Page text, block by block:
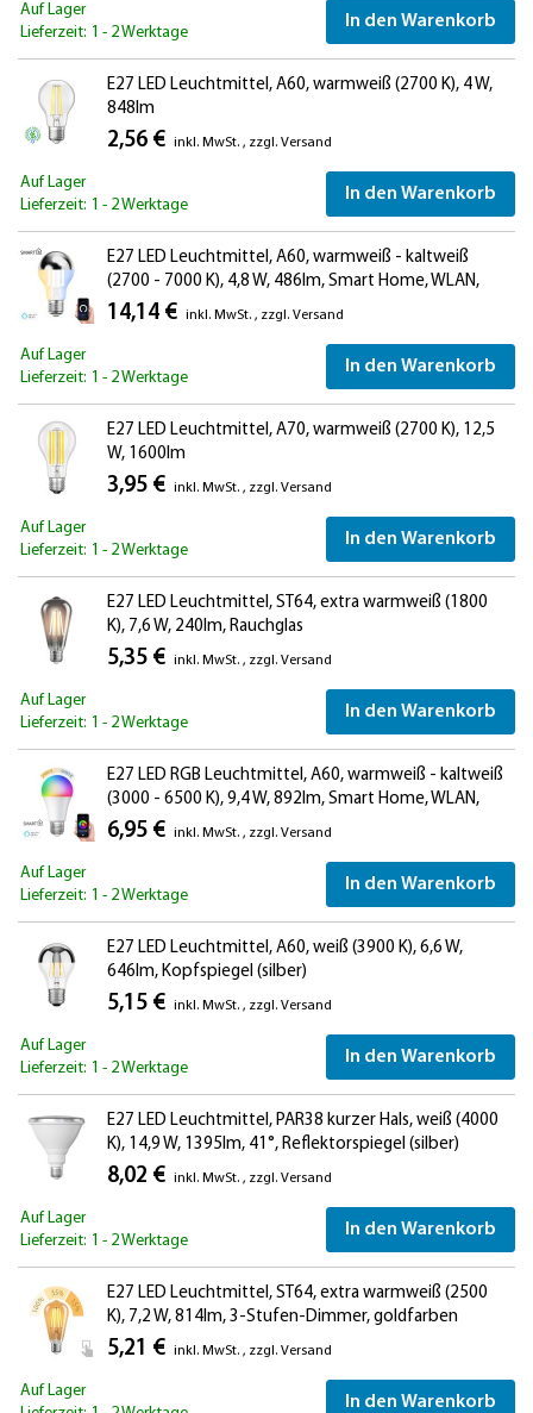
Auf Lager
Lieferzeit: 1 - 2 Werktage
In den Warenkorb
E27 LED Leuchtmittel, A60, warmweiß (2700 K), 4 W,
848lm
2,56 € inkl. MwSt. , zzgl. Versand
Auf Lager
Lieferzeit: 1 - 2 Werktage
In den Warenkorb
E27 LED Leuchtmittel, A60, warmweiß - kaltweiß
(2700 - 7000 K), 4,8 W, 486lm, Smart Home, WLAN,
Alexa, Kopfspiegel (silber)
14,14 € inkl. MwSt. , zzgl. Versand
Auf Lager
Lieferzeit: 1 - 2 Werktage
In den Warenkorb
E27 LED Leuchtmittel, A70, warmweiß (2700 K), 12,5
W, 1600lm
3,95 € inkl. MwSt. , zzgl. Versand
Auf Lager
Lieferzeit: 1 - 2 Werktage
In den Warenkorb
E27 LED Leuchtmittel, ST64, extra warmweiß (1800
K), 7,6 W, 240lm, Rauchglas
5,35 € inkl. MwSt. , zzgl. Versand
Auf Lager
Lieferzeit: 1 - 2 Werktage
In den Warenkorb
E27 LED RGB Leuchtmittel, A60, warmweiß - kaltweiß
(3000 - 6500 K), 9,4 W, 892lm, Smart Home, WLAN,
Alexa, matt
6,95 € inkl. MwSt. , zzgl. Versand
Auf Lager
Lieferzeit: 1 - 2 Werktage
In den Warenkorb
E27 LED Leuchtmittel, A60, weiß (3900 K), 6,6 W,
646lm, Kopfspiegel (silber)
5,15 € inkl. MwSt. , zzgl. Versand
Auf Lager
Lieferzeit: 1 - 2 Werktage
In den Warenkorb
E27 LED Leuchtmittel, PAR38 kurzer Hals, weiß (4000
K), 14,9 W, 1395lm, 41°, Reflektorspiegel (silber)
8,02 € inkl. MwSt. , zzgl. Versand
Auf Lager
Lieferzeit: 1 - 2 Werktage
In den Warenkorb
E27 LED Leuchtmittel, ST64, extra warmweiß (2500
K), 7,2 W, 814lm, 3-Stufen-Dimmer, goldfarben
5,21 € inkl. MwSt. , zzgl. Versand
Auf Lager
In den Warenkorb